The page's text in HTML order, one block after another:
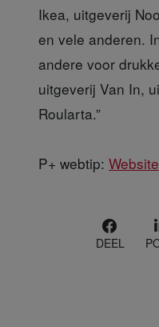
Ikea, uitgeverij
en vele anderen.
andere voor
uitgeverij Van In,
Roularta.”
P+ webtip:
DEEL